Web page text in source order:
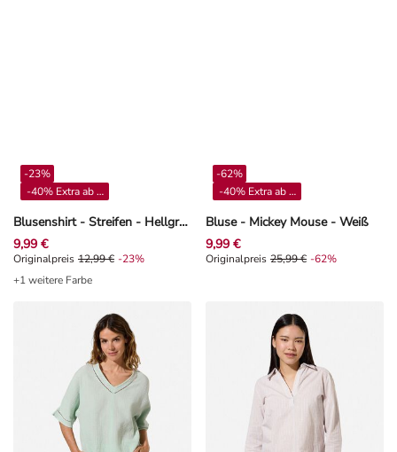
Blusenshirt - Streifen - Hellgrün
-23%
-40% Extra ab 4**
9,99 €
Originalpreis 12,99 €, Rabat -23%
Originalpreis 12,99 € -23%
+1 weitere Farbe
Bluse - Mickey Mouse - Weiß
-62%
-40% Extra ab 4**
9,99 €
Originalpreis 25,99 €, Rabat -62%
Originalpreis 25,99 € -62%